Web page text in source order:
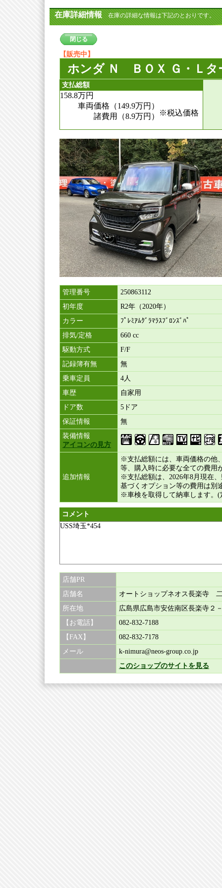
在庫詳細情報 在庫の詳細な情報は下記のとおりです。
閉じる
【販売中】
ホンダ Ｎ ＢＯＸ Ｇ・Ｌ
支払総額
158.8万円
車両価格（149.9万円 ）
諸費用（8.9万円 ） ※税込価格
管理番号
250863112
初年度
R2年（2020年）
カラー
ﾌﾟﾚﾐｱﾑｸﾞﾗﾏﾗｽﾌﾞﾛﾝｽﾞﾊﾟ
排気/定格
660 cc
駆動方式
F/F
記録簿有無
無
乗車定員
4人
車歴
自家用
ドア数
5ドア
保証情報
無
装備情報
アイコンの見方
追加情報
※支払総額には、車両価格の他
等、購入時に必要な全ての費用
※支払総額は、2026年8月現在
基づくオプション等の費用は別
※車検を取得して納車します。
コメント
USS埼玉*454
店舗PR
店舗名
オートショップネオス長楽寺
所在地
広島県広島市安佐南区長楽寺２
【お電話】
082-832-7188
【FAX】
082-832-7178
メール
k-nimura@neos-group.co.jp
このショップのサイトを見る